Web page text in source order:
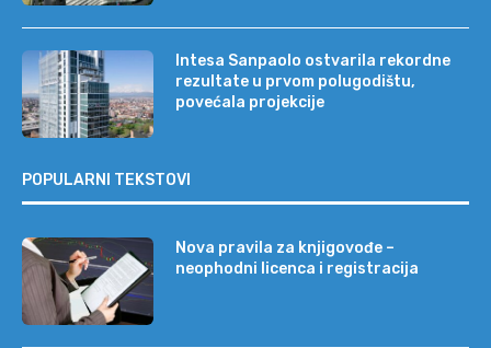
Intesa Sanpaolo ostvarila rekordne
rezultate u prvom polugodištu,
povećala projekcije
POPULARNI TEKSTOVI
Nova pravila za knjigovođe –
neophodni licenca i registracija